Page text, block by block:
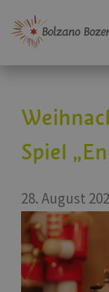
Spiel
28. August